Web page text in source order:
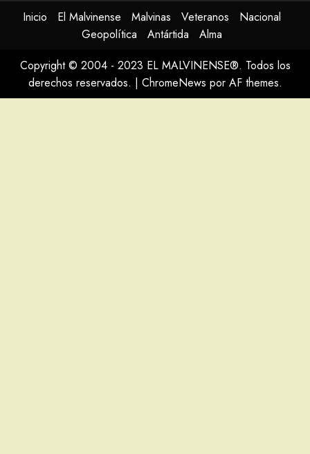
Inicio El Malvinense Malvinas Veteranos
Nacional
Geopolítica
Antártida
Alma
Copyright © 2004 - 2023 EL MALVINENSE®. Todos los
derechos reservados. | ChromeNews por AF themes.